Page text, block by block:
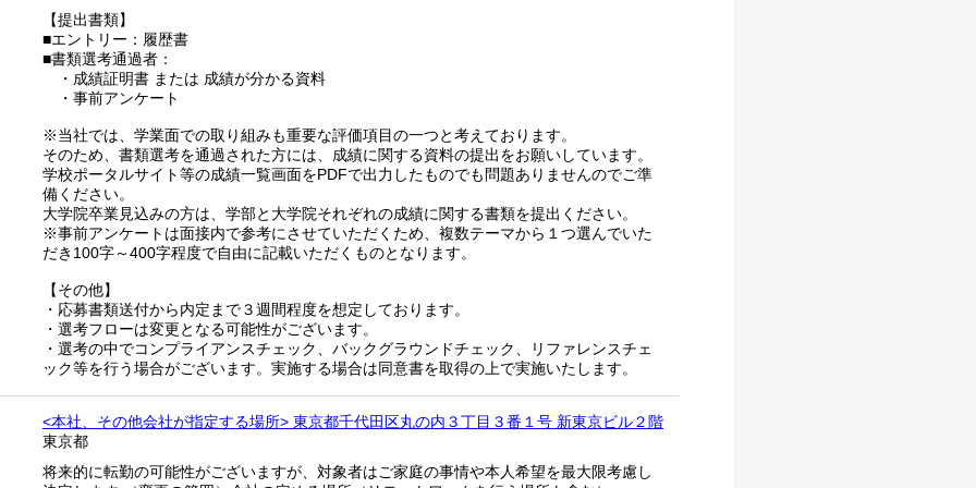
【提出書類】
■エントリー：履歴書
■書類選考通過者：
・成績証明書 または 成績が分かる資料
・事前アンケート
※当社では、学業面での取り組みも重要な評価項目の一つと考えております。
そのため、書類選考を通過された方には、成績に関する資料の提出をお願いしています。
学校ポータルサイト等の成績一覧画面をPDFで出力したものでも問題ありませんのでご準
備ください。
大学院卒業見込みの方は、学部と大学院それぞれの成績に関する書類を提出ください。
※事前アンケートは面接内で参考にさせていただくため、複数テーマから１つ選んでいた
だき100字～400字程度で自由に記載いただくものとなります。
【その他】
・応募書類送付から内定まで３週間程度を想定しております。
・選考フローは変更となる可能性がございます。
・選考の中でコンプライアンスチェック、バックグラウンドチェック、リファレンスチェ
ック等を行う場合がございます。実施する場合は同意書を取得の上で実施いたします。
<本社、その他会社が指定する場所> 東京都千代田区丸の内３丁目３番１号 新東京ビル２階
東京都
将来的に転勤の可能性がございますが、対象者はご家庭の事情や本人希望を最大限考慮し